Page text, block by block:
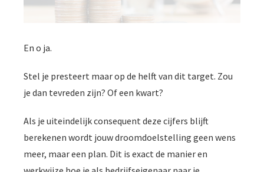
En o ja.
Stel je presteert maar op de helft van dit target. Zou
je dan tevreden zijn? Of een kwart?
Als je uiteindelijk consequent deze cijfers blijft
berekenen wordt jouw droomdoelstelling geen wens
meer, maar een plan. Dit is exact de manier en